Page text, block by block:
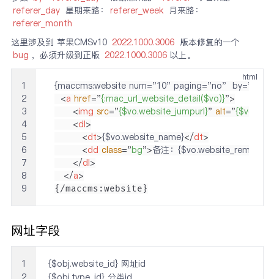
referer_day 星期来路： referer_week 月来路：
referer_month
这里涉及到 苹果CMSv10 2022.1000.3006 版本修复的一个
bug ，必须升级到正版 2022.1000.3006 以上。
<a href="{:mac_url_website_detail($vo)}">
<img src="{$vo.website_jumpurl}" alt="
<dl>
<dt>{$vo.website_name}</dt>
<dd class="bg">备注：{$vo.website_remarks}
</dl>
</a>
{/maccms:website}
1
2
3
4
5
6
7
8
9
html
网址字段
{$obj.website_id} 网址id
1